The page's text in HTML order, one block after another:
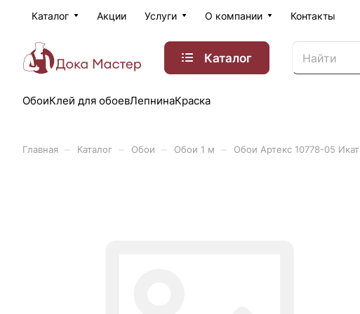
Каталог Акции Услуги О компании Контакты
Каталог
ОбоиКлей для обоевЛепнинаКраска
Главная Каталог Обои Обои 1 м Обои Артекс 10778-05 Икат